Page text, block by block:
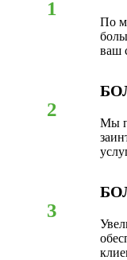
1
По
ваш
2
Мы
3